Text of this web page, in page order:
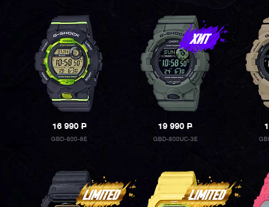
16 990P
GBD-800-8E
19 990P
GBD-800UC-3E